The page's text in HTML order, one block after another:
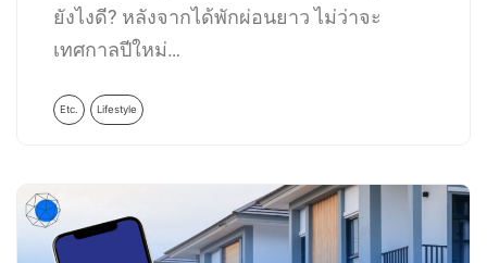
ยังไงดี? หลังจากได้พักผ่อนยาว ไม่ว่าจะ
เทศกาลปีใหม่…
Etc. Lifestyle